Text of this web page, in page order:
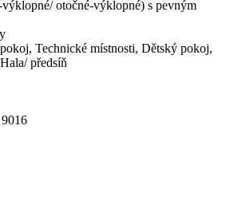
otočné-výklopné) s pevným
Technické místnosti, Dětský pokoj,
předsíň